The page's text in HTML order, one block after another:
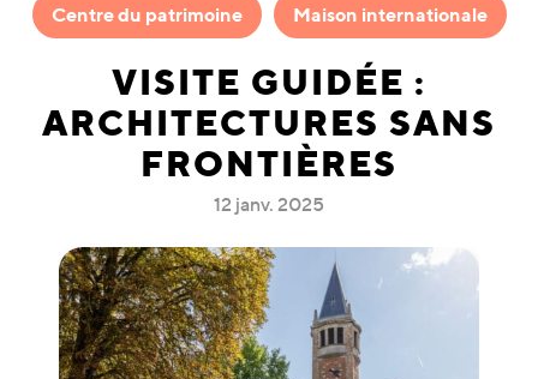
Centre du patrimoine Maison internationale
VISITE GUIDÉE :
ARCHITECTURES SANS
FRONTIÈRES
12 janv. 2025